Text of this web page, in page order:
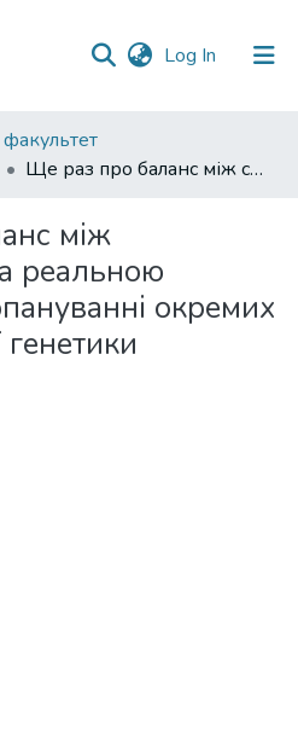
Log In (current)
Ще раз про баланс між спрощеннями та реальною картиною при опануванні окремих тем із загальної генетики
між
реальною
окремих
генетики